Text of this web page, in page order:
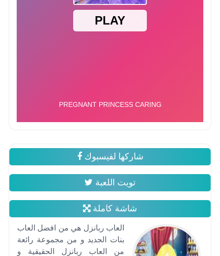
شاركها لفيسبوك
تويت اللعبة
شاشة كاملة
العاب ربانزل هي من افضل العاب
بنات الجديد و من مجموعة رائعة
من العاب ربانزل الحقيقية و